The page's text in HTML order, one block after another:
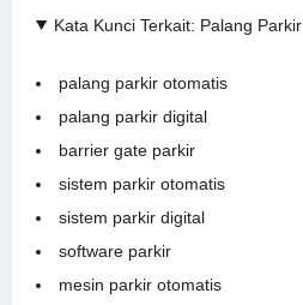
Kata Kunci Terkait: Palang Parkir
palang parkir otomatis
palang parkir digital
barrier gate parkir
sistem parkir otomatis
sistem parkir digital
software parkir
mesin parkir otomatis